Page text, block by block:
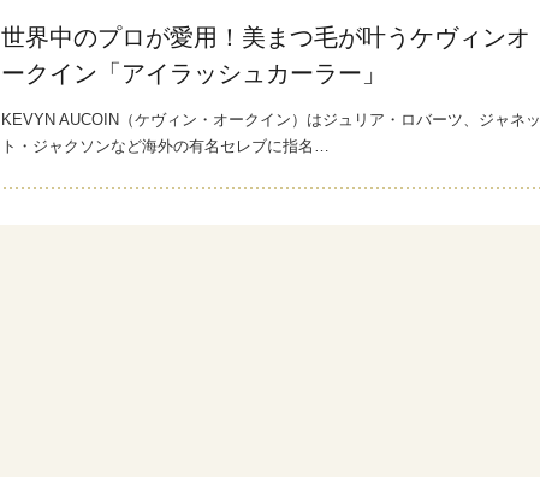
世界中のプロが愛用！美まつ毛が叶うケヴィンオ
ークイン「アイラッシュカーラー」
KEVYN AUCOIN（ケヴィン・オークイン）はジュリア・ロバーツ、ジャネッ
ト・ジャクソンなど海外の有名セレブに指名…